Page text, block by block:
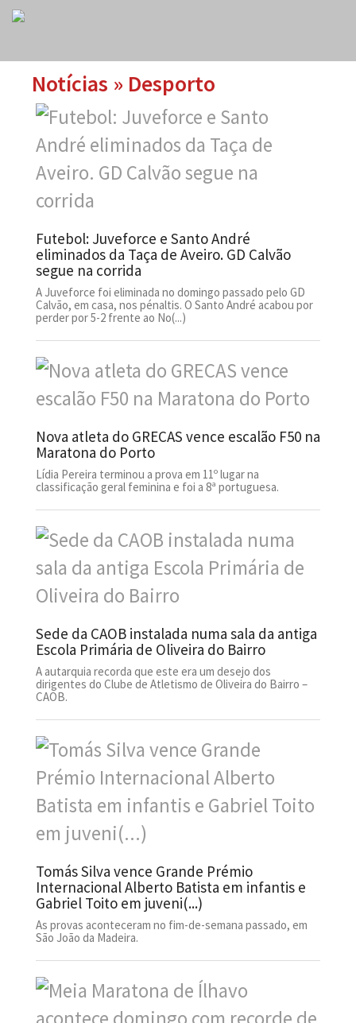
Notícias » Desporto
Futebol: Juveforce e Santo André
eliminados da Taça de Aveiro. GD Calvão
segue na corrida
A Juveforce foi eliminada no domingo passado pelo GD
Calvão, em casa, nos pénaltis. O Santo André acabou por
perder por 5-2 frente ao No(...)
Nova atleta do GRECAS vence escalão F50 na
Maratona do Porto
Lídia Pereira terminou a prova em 11º lugar na
classificação geral feminina e foi a 8ª portuguesa.
Sede da CAOB instalada numa sala da antiga
Escola Primária de Oliveira do Bairro
A autarquia recorda que este era um desejo dos
dirigentes do Clube de Atletismo de Oliveira do Bairro –
CAOB.
Tomás Silva vence Grande Prémio
Internacional Alberto Batista em infantis e
Gabriel Toito em juveni(...)
As provas aconteceram no fim-de-semana passado, em
São João da Madeira.